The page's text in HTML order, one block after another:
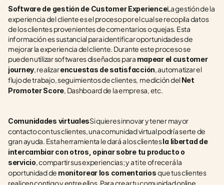
Software de gestión de Customer ExperienceLa gestión de la
experiencia del cliente es el proceso por el cual se recopila datos
de los clientes provenientes de comentarios o quejas. Esta
información es sustancial para identificar oportunidades de
mejorar la experiencia del cliente. Durante este proceso se
pueden utilizar softwares diseñados para mapear el customer
journey, realizar encuestas de satisfacción, automatizar el
flujo de trabajo, seguimientos de clientes,  medición del Net
Promoter Score, Dashboard de la empresa, etc.
Comunidades virtualesSi quieres innovar y tener mayor
contacto con tus clientes, una comunidad virtual podría serte de
gran ayuda. Esta herramienta le dará a los clientes la libertad de
intercambiar con otros, opinar sobre tu producto o
servicio, compartir sus experiencias; y a ti te ofrecerá la
oportunidad de monitorear los comentarios que tus clientes
realicen contigo y entre ellos. Para crear tu comunidad online